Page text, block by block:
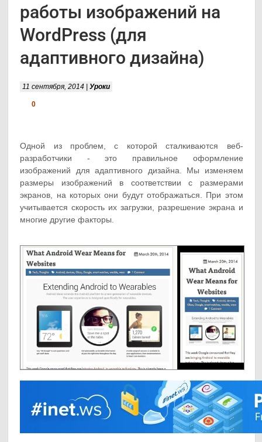
работы изображений на
WordPress (для
адаптивного дизайна)
11 сентября, 2014 |Уроки
0
Одной из проблем, с которой сталкиваются веб-
разработчики - это правильное оформление
изображений для адаптивного дизайна. Мы изменяем
размеры изображений в соответствии с размерами
экранов, на которых они будут отображаться. При этом
учитывается скорость их загрузки, разрешение экрана и
многие другие факторы.